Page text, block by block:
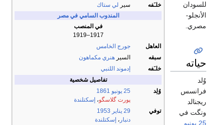
خلـَفه
سير لي ستاك
المندوب السامي في مصر
في المنصب
1917–1919
العاهل
جورج الخامس
سبقه
السير هنري مكماهون
خلـَفه
إدموند اللنبي
تفاصيل شخصية
وُلِد
25 يونيو
1861
پورت گلاسگو، إسكتلندة
توفي
29 يناير
1953
دنبار ، إسكتلندة
للسودان
الأنجلو-
مصري.
حياته
وُلد
فرانسس
ريجنالد
ونگت في
25 يونيو